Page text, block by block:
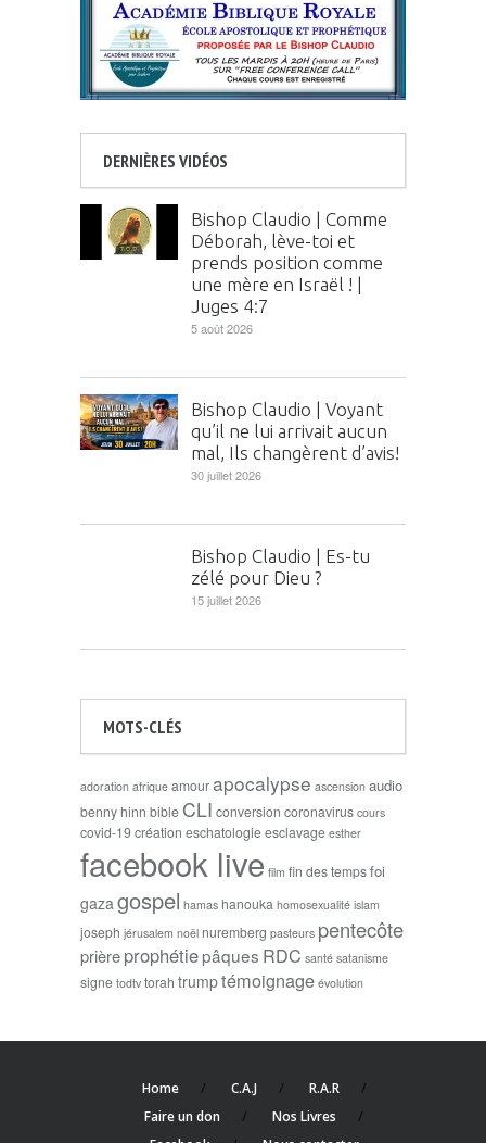
DERNIÈRES VIDÉOS
Bishop Claudio | Comme
Déborah, lève-toi et
prends position comme
une mère en Israël ! |
Juges 4:7
5 août 2026
Bishop Claudio | Voyant
qu’il ne lui arrivait aucun
mal, Ils changèrent d’avis!
30 juillet 2026
Bishop Claudio | Es-tu
zélé pour Dieu ?
15 juillet 2026
MOTS-CLÉS
adoration afrique amourapocalypse ascension audio
benny hinn bible CLI conversion coronavirus cours
covid-19création eschatologieesclavage esther
facebook live film fin des tempsfoi
gazagospel hamas hanouka homosexualité islam
joseph jérusalem noël nuremberg pasteurs pentecôte
prièreprophétiepâques RDC santé satanisme
signe todtv torah trumptémoignage évolution
Home C.A.J
R.A.R
Faire un don
Nos Livres